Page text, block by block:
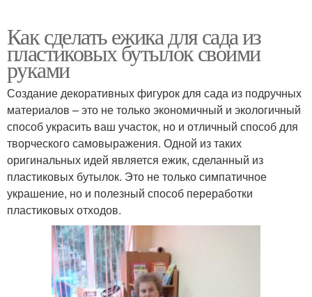
Как сделать ежика для сада из
пластиковых бутылок своими
руками
Создание декоративных фигурок для сада из подручных
материалов – это не только экономичный и экологичный
способ украсить ваш участок, но и отличный способ для
творческого самовыражения. Одной из таких
оригинальных идей является ежик, сделанный из
пластиковых бутылок. Это не только симпатичное
украшение, но и полезный способ переработки
пластиковых отходов.